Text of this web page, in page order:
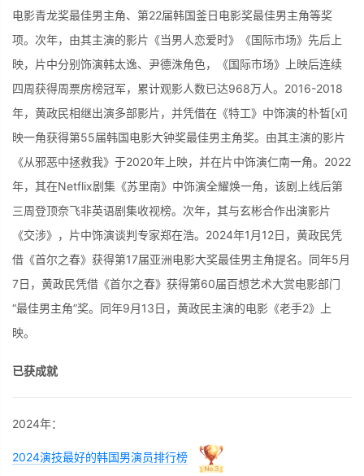
电影青龙奖最佳男主角、第22届韩国釜日电影奖最佳男主角等奖
项。次年，由其主演的影片《当男人恋爱时》《国际市场》先后上
映，片中分别饰演韩太逸、尹德洙角色，《国际市场》上映后连续
四周获得周票房榜冠军，累计观影人数已达968万人。2016-2018
年，黄政民相继出演多部影片，并凭借在《特工》中饰演的朴晳[xī]
映一角获得第55届韩国电影大钟奖最佳男主角奖。由其主演的影片
《从邪恶中拯救我》于2020年上映，并在片中饰演仁南一角。2022
年，其在Netflix剧集《苏里南》中饰演全耀焕一角，该剧上线后第
三周登顶奈飞非英语剧集收视榜。次年，其与玄彬合作出演影片
《交涉》，片中饰演谈判专家郑在浩。2024年1月12日，黄政民凭
借《首尔之春》获得第17届亚洲电影大奖最佳男主角提名。同年5月
7日，黄政民凭借《首尔之春》获得第60届百想艺术大赏电影部门
“最佳男主角”奖。同年9月13日，黄政民主演的电影《老手2》上
映。
已获成就
2024年：
2024演技最好的韩国男演员排行榜